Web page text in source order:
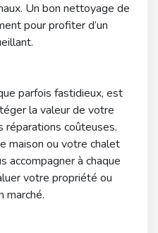
Un bon nettoyage de
pour profiter d’un
parfois fastidieux, est
la valeur de votre
coûteuses.
maison ou votre chalet
accompagner à chaque
votre propriété ou
marché.